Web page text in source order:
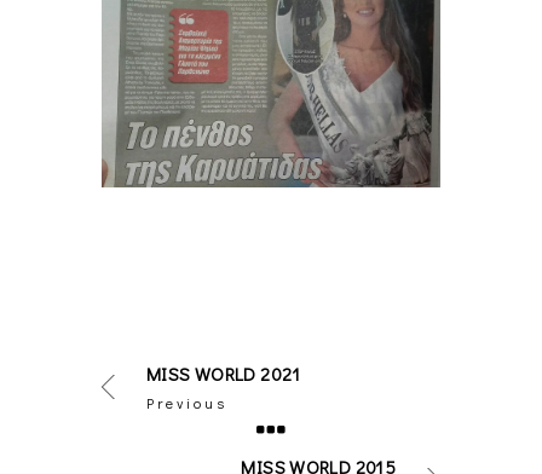
MISS WORLD 2021
Previous
MISS WORLD 2015